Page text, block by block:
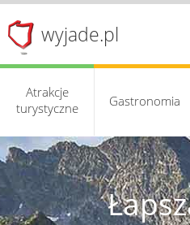
wyjade.pl
Atrakcje
turystyczne
Gastronomia